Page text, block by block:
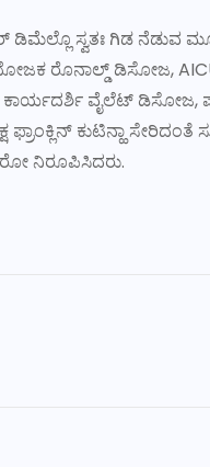
ಸ್ವತಃ ಗಿಡ ನೆಡುವ
ರೊನಾಲ್ಡ್ ಡಿಸೋಜ,
ಕಾರ್ಯದರ್ಶಿ ವೈಲೆಟ್
ಕುಟಿನ್ಹಾ ಸೇರಿದಂತೆ
ನಿರೂಪಿಸಿದರು.